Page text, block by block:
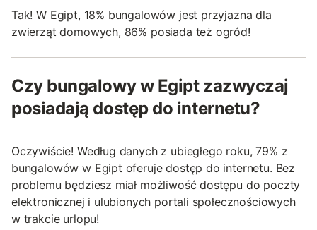
Tak! W Egipt, 18% bungalowów jest przyjazna dla
zwierząt domowych, 86% posiada też ogród!
Czy bungalowy w Egipt zazwyczaj
posiadają dostęp do internetu?
Oczywiście! Według danych z ubiegłego roku, 79% z
bungalowów w Egipt oferuje dostęp do internetu. Bez
problemu będziesz miał możliwość dostępu do poczty
elektronicznej i ulubionych portali społecznościowych
w trakcie urlopu!